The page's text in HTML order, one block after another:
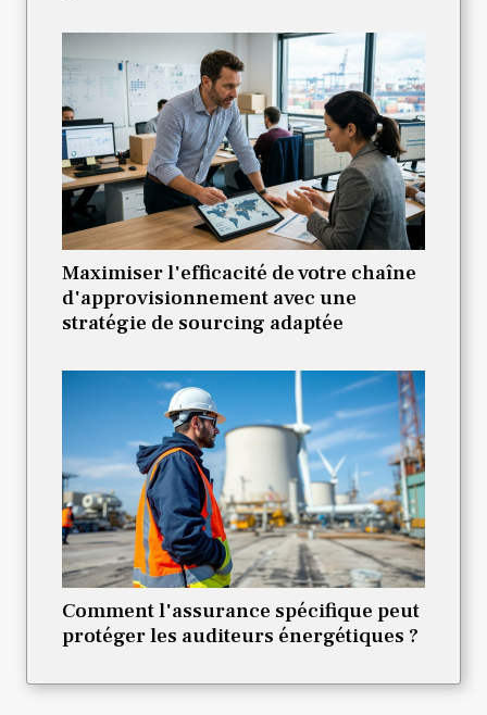
Maximiser l'efficacité de votre chaîne
d'approvisionnement avec une
stratégie de sourcing adaptée
Comment l'assurance spécifique peut
protéger les auditeurs énergétiques ?